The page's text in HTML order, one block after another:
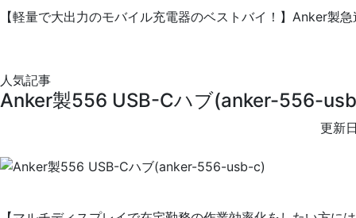
【軽量で大出力のモバイル充電器のベストバイ！】Anker
人気記事
Anker製556 USB-Cハブ(anker-556-
更新